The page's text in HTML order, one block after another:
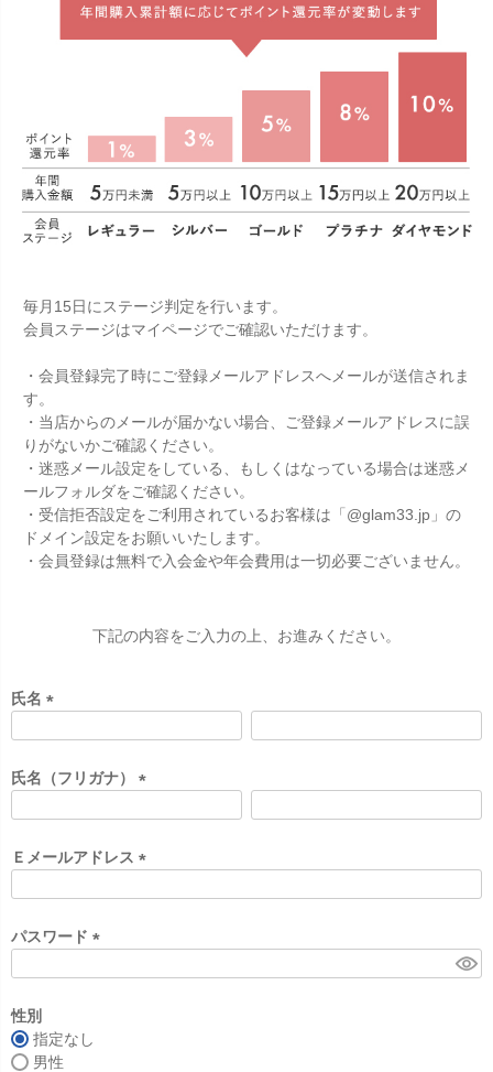
毎月15日にステージ判定を行います。
会員ステージはマイページでご確認いただけます。
・会員登録完了時にご登録メールアドレスへメールが送信されま
す。
・当店からのメールが届かない場合、ご登録メールアドレスに誤
りがないかご確認ください。
・迷惑メール設定をしている、もしくはなっている場合は迷惑メ
ールフォルダをご確認ください。
・受信拒否設定をご利用されているお客様は「@glam33.jp」の
ドメイン設定をお願いいたします。
・会員登録は無料で入会金や年会費用は一切必要ございません。
下記の内容をご入力の上、お進みください。
氏名
須
)
氏名（フリガナ）
須
)
Ｅメールアドレス
)
パスワード
性別
指定なし
男性